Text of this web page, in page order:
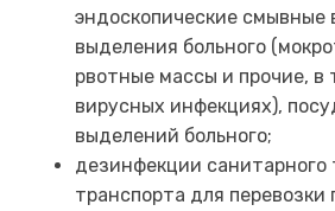
эндоскопические смывные
выделения больного
рвотные массы и прочие, в
вирусных инфекциях),
выделений больного;
дезинфекции санитарного
транспорта для перевозки